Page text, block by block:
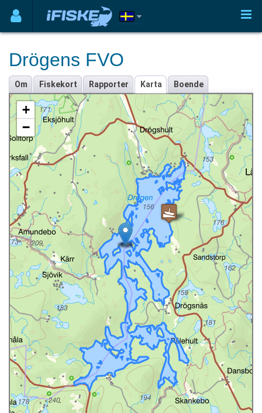
Drögens FVO
Om Fiskekort Rapporter Karta Boende
+
−